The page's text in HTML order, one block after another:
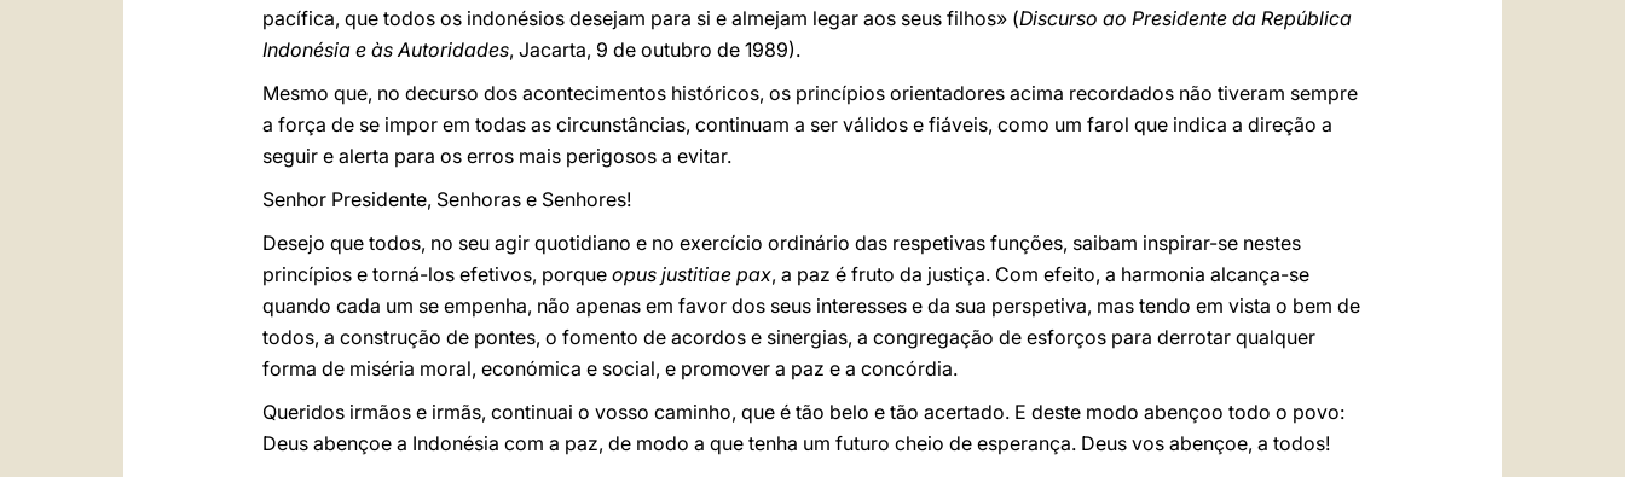
pacífica, que todos os indonésios desejam para si e almejam legar aos seus filhos» (Discurso ao Presidente da República
Indonésia e às Autoridades, Jacarta, 9 de outubro de 1989).
Mesmo que, no decurso dos acontecimentos históricos, os princípios orientadores acima recordados não tiveram sempre
a força de se impor em todas as circunstâncias, continuam a ser válidos e fiáveis, como um farol que indica a direção a
seguir e alerta para os erros mais perigosos a evitar.
Senhor Presidente, Senhoras e Senhores!
Desejo que todos, no seu agir quotidiano e no exercício ordinário das respetivas funções, saibam inspirar-se nestes
princípios e torná-los efetivos, porque opus justitiae pax, a paz é fruto da justiça. Com efeito, a harmonia alcança-se
quando cada um se empenha, não apenas em favor dos seus interesses e da sua perspetiva, mas tendo em vista o bem de
todos, a construção de pontes, o fomento de acordos e sinergias, a congregação de esforços para derrotar qualquer
forma de miséria moral, económica e social, e promover a paz e a concórdia.
Queridos irmãos e irmãs, continuai o vosso caminho, que é tão belo e tão acertado. E deste modo abençoo todo o povo:
Deus abençoe a Indonésia com a paz, de modo a que tenha um futuro cheio de esperança. Deus vos abençoe, a todos!